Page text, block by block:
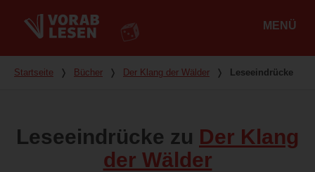
MENÜ
Du bist hier
Startseite ❭ Bücher ❭ Der Klang der Wälder ❭ Leseeindrücke
Leseeindrücke zu Der Klang
der Wälder